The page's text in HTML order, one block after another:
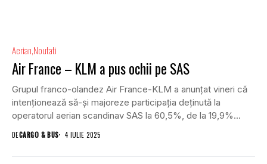
Aerian Noutati
Air France – KLM a pus ochii pe SAS
Grupul franco-olandez Air France-KLM a anunţat vineri că
intenţionează să-şi majoreze participaţia deţinută la
operatorul aerian scandinav SAS la 60,5%, de la 19,9%...
DECARGO & BUS 4 IULIE 2025